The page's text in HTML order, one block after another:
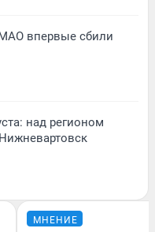
впервые сбили
над регионом
МНЕНИЕ